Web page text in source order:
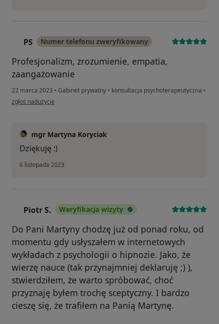
PS Numer telefonu zweryfikowany
Profesjonalizm, zrozumienie, empatia,
zaangażowanie
22 marca 2023 • Gabinet prywatny • konsultacja psychoterapeutyczna •
w opinii użytkownika PS
zgłoś nadużycie
mgr Martyna Koryciak
Dziękuję :)
6 listopada 2023
Piotr S. Weryfikacja wizyty
Do Pani Martyny chodzę już od ponad roku, od
momentu gdy usłyszałem w internetowych
wykładach z psychologii o hipnozie. Jako, że
wierzę nauce (tak przynajmniej deklaruję ;) ),
stwierdziłem, że warto spróbować, choć
przyznaję byłem trochę sceptyczny. I bardzo
cieszę się, że trafiłem na Panią Martynę.